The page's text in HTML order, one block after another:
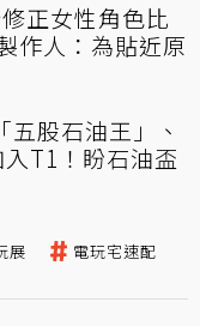
正女性角色比
作人：為貼近原
五股石油王」、
入T1！盼石油盃
展 電玩宅速配